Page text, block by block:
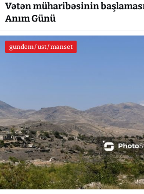
Vətən müharibəsinin
Anım Günü
gundem / ust / manset